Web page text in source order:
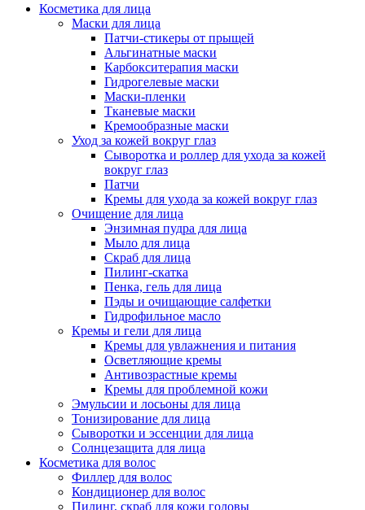
Косметика для лица
Маски для лица
Патчи-стикеры от прыщей
Альгинатные маски
Карбокситерапия маски
Гидрогелевые маски
Маски-пленки
Тканевые маски
Кремообразные маски
Уход за кожей вокруг глаз
Сыворотка и роллер для ухода за кожей
вокруг глаз
Патчи
Кремы для ухода за кожей вокруг глаз
Очищение для лица
Энзимная пудра для лица
Мыло для лица
Скраб для лица
Пилинг-скатка
Пенка, гель для лица
Пэды и очищающие салфетки
Гидрофильное масло
Кремы и гели для лица
Кремы для увлажнения и питания
Осветляющие кремы
Антивозрастные кремы
Кремы для проблемной кожи
Эмульсии и лосьоны для лица
Тонизирование для лица
Сыворотки и эссенции для лица
Солнцезащита для лица
Косметика для волос
Филлер для волос
Кондиционер для волос
Пилинг, скраб для кожи головы